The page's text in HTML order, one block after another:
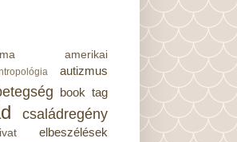
amerikai
autizmus
book tag
családregény
elbeszélések